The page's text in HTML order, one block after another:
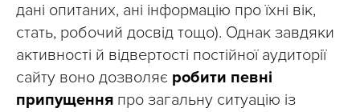
дані опитаних, ані інформацію про їхні вік,
стать, робочий досвід тощо). Однак завдяки
активності й відвертості постійної аудиторії
сайту воно дозволяє робити певні
припущення про загальну ситуацію із